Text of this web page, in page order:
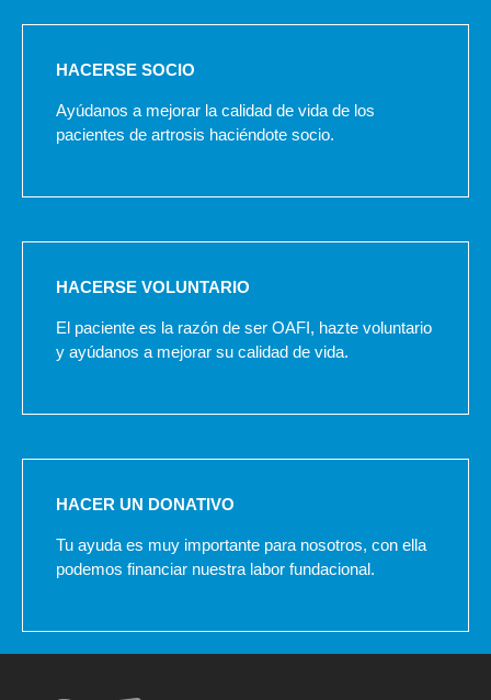
HACERSE SOCIO
Ayúdanos a mejorar la calidad de vida de los
pacientes de artrosis haciéndote socio.
HACERSE VOLUNTARIO
El paciente es la razón de ser OAFI, hazte voluntario
y ayúdanos a mejorar su calidad de vida.
HACER UN DONATIVO
Tu ayuda es muy importante para nosotros, con ella
podemos financiar nuestra labor fundacional.